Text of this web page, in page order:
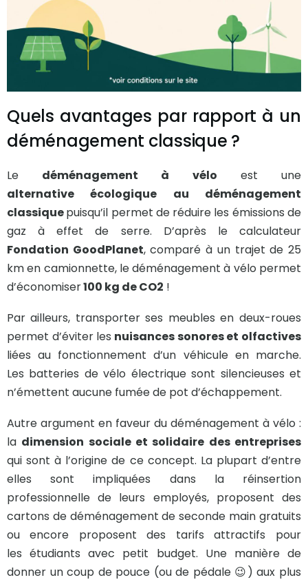
Quels avantages par rapport à un
déménagement classique ?
Le déménagement à vélo est une
alternative écologique au déménagement
classiquepuisqu’il permet de réduire les émissions de
gaz à effet de serre. D’après le calculateur
Fondation GoodPlanet, comparé à un trajet de 25
km en camionnette, le déménagement à vélo permet
d’économiser100 kg de CO2 !
Par ailleurs, transporter ses meubles en deux-roues
permet d’éviter les nuisances sonores et olfactives
liées au fonctionnement d’un véhicule en marche.
Les batteries de vélo électrique sont silencieuses et
n’émettent aucune fumée de pot d’échappement.
Autre argument en faveur du déménagement à vélo :
la dimension sociale et solidaire des entreprises
qui sont à l’origine de ce concept. La plupart d’entre
elles sont impliquées dans la réinsertion
professionnelle de leurs employés, proposent des
cartons de déménagement de seconde main gratuits
ou encore proposent des tarifs attractifs pour
les étudiants avec petit budget. Une manière de
donner un coup de pouce (ou de pédale 😉) aux plus